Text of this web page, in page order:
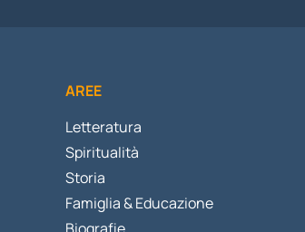
AREE
Letteratura
Spiritualità
Storia
Famiglia & Educazione